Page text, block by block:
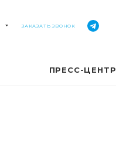
ЗАКАЗАТЬ ЗВОНОК
ПРЕСС-ЦЕНТР